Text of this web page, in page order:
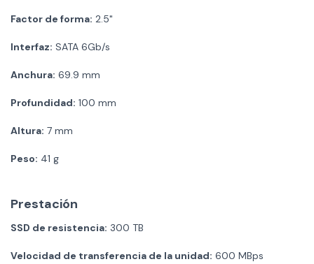
Factor de forma: 2.5"
Interfaz: SATA 6Gb/s
Anchura: 69.9 mm
Profundidad: 100 mm
Altura: 7 mm
Peso: 41 g
Prestación
SSD de resistencia: 300 TB
Velocidad de transferencia de la unidad: 600 MBps